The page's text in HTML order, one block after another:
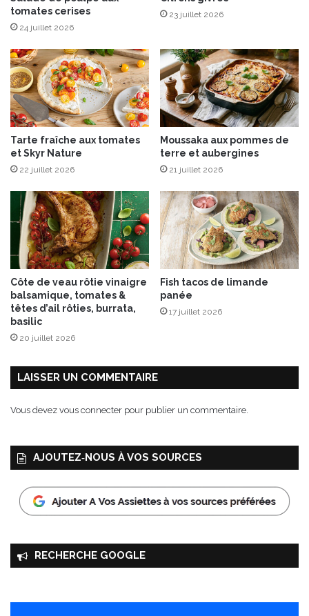
o
u
e
C
h
o
c
o
a
t
e
tomates cerises
24 juillet 2026
23 juillet 2026
Tarte fraîche aux tomates
et Skyr Nature
22 juillet 2026
Moussaka aux pommes de
terre et aubergines
21 juillet 2026
Côte de veau rôtie vinaigre
balsamique, tomates &
têtes d’ail rôties, burrata,
basilic
20 juillet 2026
Fish tacos de limande
panée
17 juillet 2026
LAISSER UN COMMENTAIRE
Vous devez vous connecter pour publier un commentaire.
AJOUTEZ‑NOUS À VOS SOURCES
RECHERCHE GOOGLE